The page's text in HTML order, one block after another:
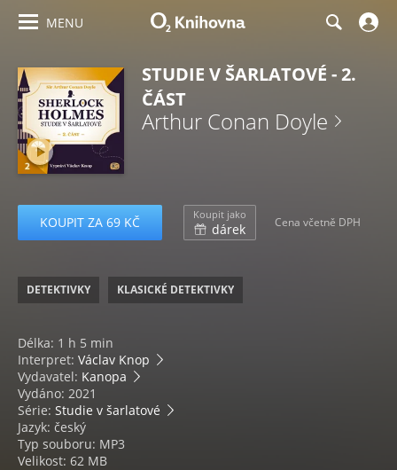
MENU
STUDIE V ŠARLATOVÉ - 2.
ČÁST
Arthur Conan Doyle
KOUPIT ZA 69 KČ Koupit jako
dárek Cena včetně DPH
DETEKTIVKY KLASICKÉ DETEKTIVKY
Délka: 1 h 5 min
Interpret: Václav Knop
Vydavatel: Kanopa
Vydáno: 2021
Série: Studie v šarlatové
Jazyk: český
Typ souboru: MP3
Velikost: 62 MB